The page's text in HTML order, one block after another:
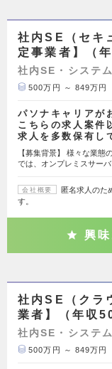
社内SE（セキ
定事業者】（
社内SE・システ
500万円 ～ 849万円
パソナキャリアが
こちらの求人案件
求人を多数保有し
【募集背景】 様々な業態
では、オンプレミスサー
会社概要
匿名求人のた
す。
興味
社内SE（クラ
業者】（年収
社内SE・システ
500万円 ～ 849万円